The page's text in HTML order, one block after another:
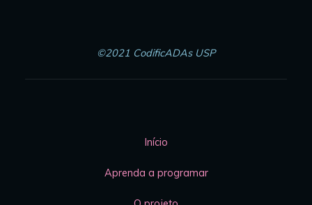
©2021 CodificADAs USP
Início
Aprenda a programar